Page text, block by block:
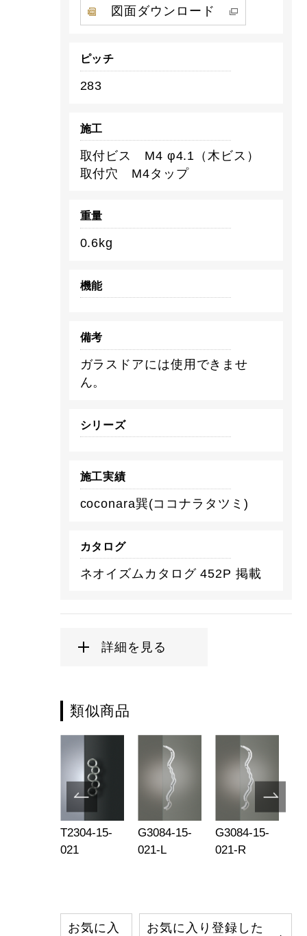
図面ダウンロード
ピッチ
283
施工
取付ビス M4 φ4.1（木ビス）
取付穴 M4タップ
重量
0.6kg
機能
備考
ガラスドアには使用できませ
ん。
シリーズ
施工実績
coconara巽(ココナラタツミ)
カタログ
ネオイズムカタログ 452P 掲載
詳細を見る
類似商品
T2304-15-
021
G3084-15-
021-L
G3084-15-
021-R
お気に入
お気に入り登録した